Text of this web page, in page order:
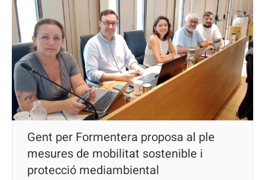
Gent per Formentera proposa al ple
mesures de mobilitat sostenible i
protecció mediambiental